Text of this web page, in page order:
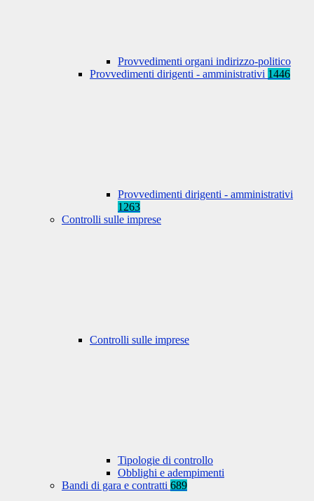
Provvedimenti organi indirizzo-politico
Provvedimenti dirigenti - amministrativi 1446
Provvedimenti dirigenti - amministrativi
1263
Controlli sulle imprese
Controlli sulle imprese
Tipologie di controllo
Obblighi e adempimenti
Bandi di gara e contratti 689